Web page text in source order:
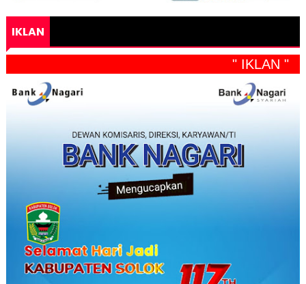
IKLAN
" IKLAN "